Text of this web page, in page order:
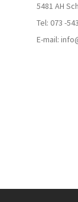
5481 AH
Tel: 073 -
E-mail: